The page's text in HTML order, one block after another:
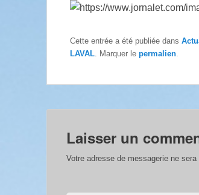
Cette entrée a été publiée dans
LAVAL . Marquer le permalien
Laisser un
Votre adresse de messagerie ne sera